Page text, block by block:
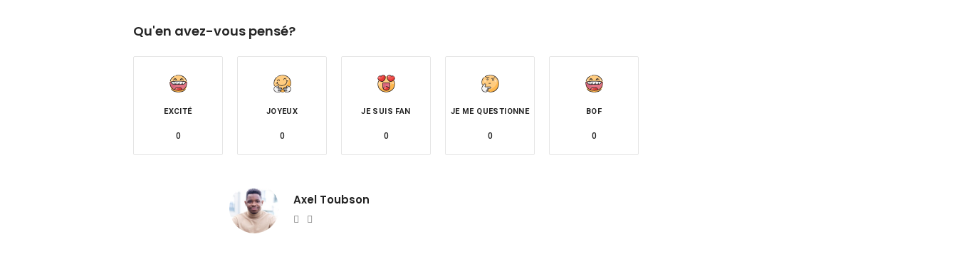
Qu'en avez-vous pensé?
EXCITÉ
0
JOYEUX
0
JE SUIS FAN
0
JE ME QUESTIONNE
0
BOF
0
Axel Toubson
Website